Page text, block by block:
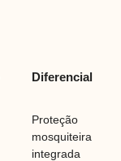
Diferencial
Proteção
mosquiteira
integrada